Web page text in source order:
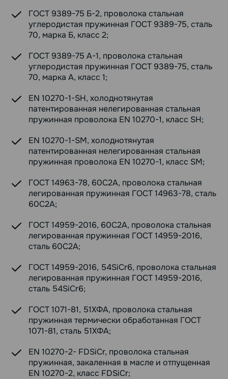
ГОСТ 9389-75 Б-2, проволока стальная
углеродистая пружинная ГОСТ 9389-75, сталь
70, марка Б, класс 2;
ГОСТ 9389-75 А-1, проволока стальная
углеродистая пружинная ГОСТ 9389-75, сталь
70, марка А, класс 1;
EN 10270-1-SH, холоднотянутая
патентированная нелегированная стальная
пружинная проволока EN 10270-1, класс SH;
EN 10270-1-SM, холоднотянутая
патентированная нелегированная стальная
пружинная проволока EN 10270-1, класс SM;
ГОСТ 14963-78, 60С2А, проволока стальная
легированная пружинная ГОСТ 14963-78, сталь
60С2А;
ГОСТ 14959-2016, 60С2А, проволока стальная
легированная пружинная ГОСТ 14959-2016,
сталь 60С2А;
ГОСТ 14959-2016, 54SiCr6, проволока стальная
легированная пружинная ГОСТ 14959-2016,
сталь 54SiCr6;
ГОСТ 1071-81, 51ХФА, проволока стальная
пружинная термически обработанная ГОСТ
1071-81, сталь 51ХФА;
EN 10270-2- FDSiCr, проволока стальная
пружинная, закаленная в масле и отпущенная
EN 10270-2, класс FDSiCr;